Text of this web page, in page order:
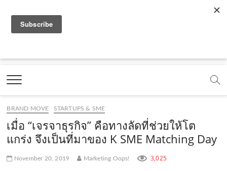
a
e
b
o
o
k
o
t
b
e
.
.
o
e
m
e
t
g
r
a
t
k
.
c
Marketing Oops!
DIGITAL | CREATIVE | ADVERTISING | CAMPAIGN |
BRAND MOVE STARTUPS & SME
เมื่อ “เจรจาธุรกิจ” คือทางลัดที่ช่วยให้โต
แกร่ง จึงเป็นที่มาของ K SME Matching Day
November 20, 2019 Marketing Oops! 3,025